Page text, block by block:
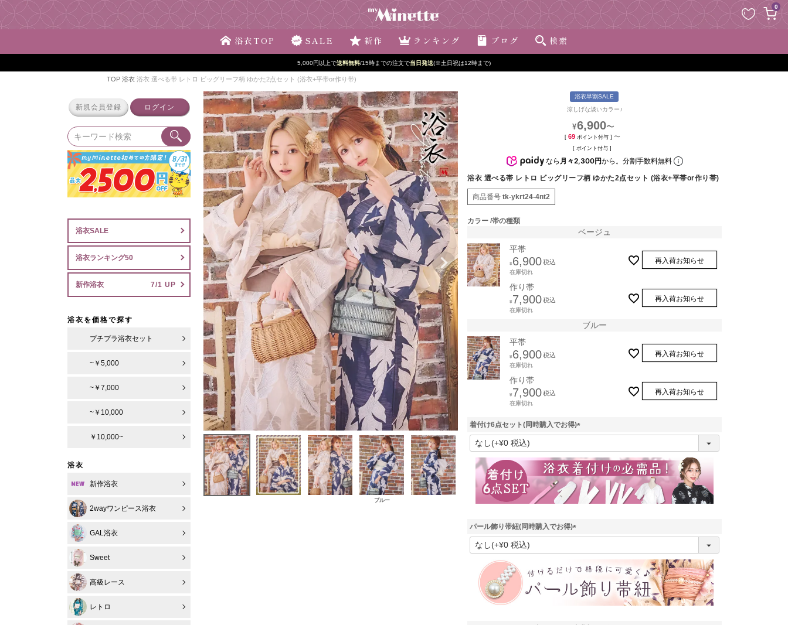
0
浴衣TOP SALE 新作 ランキング ブログ 検索
5,000円以上で送料無料/15時までの注文で当日発送(※土日祝は12時まで)
TOP 浴衣 浴衣 選べる帯 レトロ ビッグリーフ柄 ゆかた2点セット (浴衣+平帯or作り帯)
新規会員登録 ログイン
浴衣SALE
浴衣ランキング50
新作浴衣
浴衣を価格で探す
プチプラ浴衣セット
~￥5,000
~￥7,000
~￥10,000
￥10,000~
浴衣
新作浴衣
2wayワンピース浴衣
GAL浴衣
Sweet
高級レース
レトロ
ブルー
浴衣早割SALE
涼しげな淡いカラー♪
¥6,900〜
[ 69 ポイント付与 ] 〜
[ ポイント付与 ]
なら 月々2,300円から。分割手数料無料
浴衣 選べる帯 レトロ ビッグリーフ柄 ゆかた2点セット (浴衣+平帯or作り帯)
商品番号 tk-ykrt24-4nt2
カラー 帯の種類
ベージュ
平帯
¥ 6,900 税込
在庫切れ
再入荷お知らせ
作り帯
¥ 7,900 税込
在庫切れ
再入荷お知らせ
ブルー
平帯
¥ 6,900 税込
在庫切れ
再入荷お知らせ
作り帯
¥ 7,900 税込
在庫切れ
再入荷お知らせ
着付け6点セット(同時購入でお得)
(
須
)
パール飾り帯紐(同時購入でお得)
(
ペー
ジト
ップ